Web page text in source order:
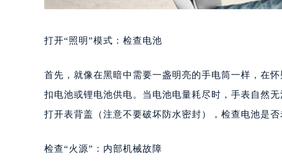
打开“照明”模式：检查电池
首先，就像在黑暗中需要一盏明亮的手电筒一样，在
扣电池或锂电池供电。当电池电量耗尽时，手表自然
打开表背盖（注意不要破坏防水密封），检查电池是
检查“火源”：内部机械故障